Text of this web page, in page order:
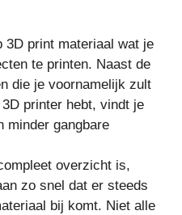
3D print materiaal wat je
te printen. Naast de
die je voornamelijk zult
printer hebt, vindt je
minder gangbare
overzicht is,
zo snel dat er steeds
bij komt. Niet alle